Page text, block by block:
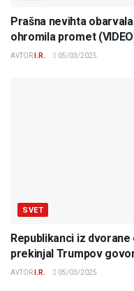
Prašna nevihta
ohromila promet
AVTOR I.R. 05/03/2025
SVET
Republikanci iz
prekinjal Trumpov
AVTOR I.R. 05/03/2025